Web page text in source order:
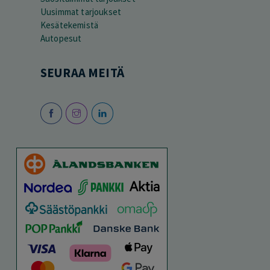
Uusimmat tarjoukset
Kesätekemistä
Autopesut
SEURAA MEITÄ